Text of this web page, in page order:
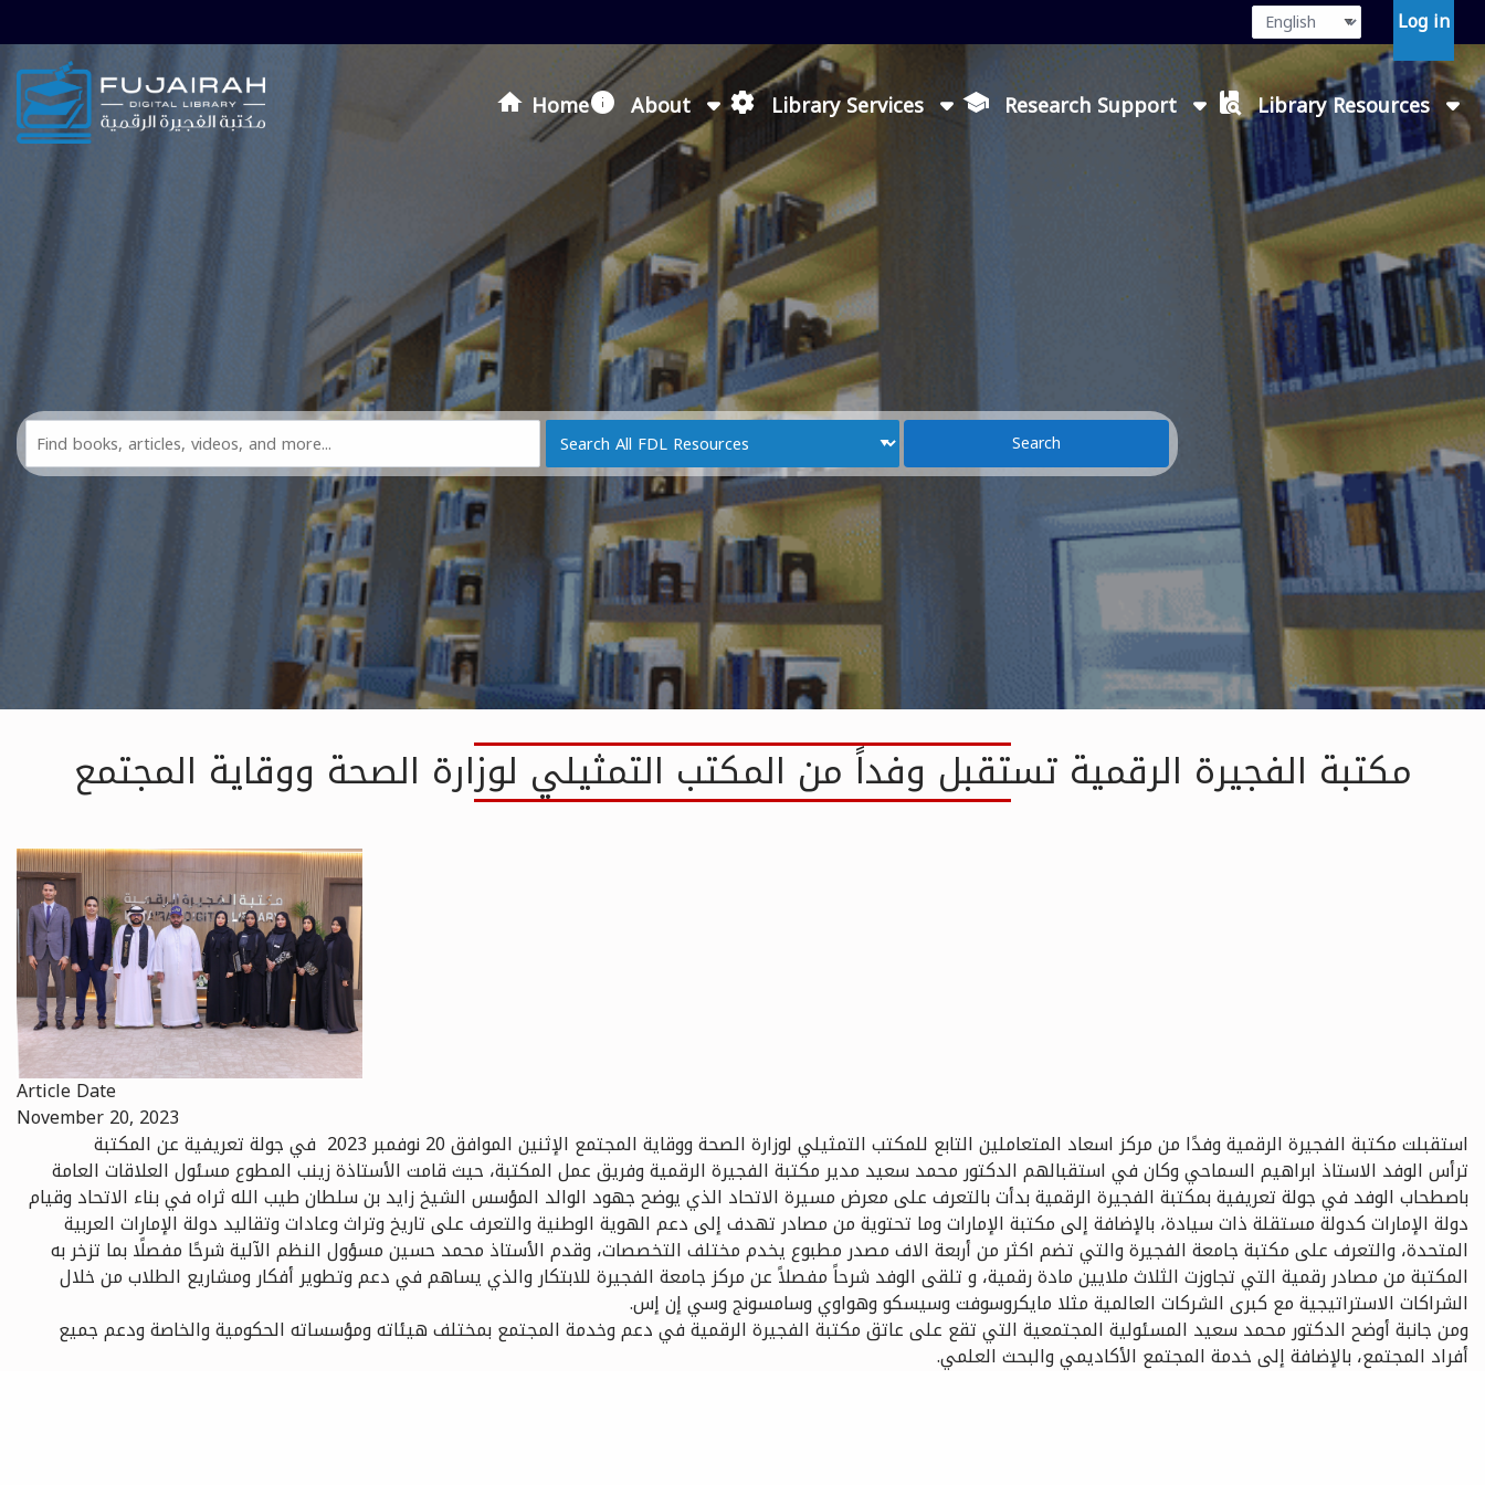
Skip to search bar
Skip to main content
Skip to footer
Log in
Language Press enter
Home About Library Services Research Support Library Resources
Search
Type
Search
All
FDL
مكتبة الفجيرة الرقمية تستقبل وفداً من المكتب التمثيلي لوزارة الصحة ووقاية المجتمع
Article Date
November 20, 2023
استقبلت مكتبة الفجيرة الرقمية وفدًا من مركز اسعاد المتعاملين التابع للمكتب التمثيلي لوزارة الصحة ووقاية المجتمع الإثنين الموافق 20 نوفمبر 2023 في جولة تعريفية عن المكتبة
ترأس الوفد الاستاذ ابراهيم السماحي وكان في استقبالهم الدكتور محمد سعيد مدير مكتبة الفجيرة الرقمية وفريق عمل المكتبة، حيث قامت الأستاذة زينب المطوع مسئول العلاقات العامة
باصطحاب الوفد في جولة تعريفية بمكتبة الفجيرة الرقمية بدأت بالتعرف على معرض مسيرة الاتحاد الذي يوضح جهود الوالد المؤسس الشيخ زايد بن سلطان طيب الله ثراه في بناء الاتحاد وقيام
دولة الإمارات كدولة مستقلة ذات سيادة، بالإضافة إلى مكتبة الإمارات وما تحتوية من مصادر تهدف إلى دعم الهوية الوطنية والتعرف على تاريخ وتراث وعادات وتقاليد دولة الإمارات العربية
المتحدة، والتعرف على مكتبة جامعة الفجيرة والتي تضم اكثر من أربعة الاف مصدر مطبوع يخدم مختلف التخصصات، وقدم الأستاذ محمد حسين مسؤول النظم الآلية شرحًا مفصلًا بما تزخر به
المكتبة من مصادر رقمية التي تجاوزت الثلاث ملايين مادة رقمية، و تلقى الوفد شرحاً مفصلاً عن مركز جامعة الفجيرة للابتكار والذي يساهم في دعم وتطوير أفكار ومشاريع الطلاب من خلال
الشراكات الاستراتيجية مع كبرى الشركات العالمية مثلا مايكروسوفت وسيسكو وهواوي وسامسونج وسي إن إس.
ومن جانبة أوضح الدكتور محمد سعيد المسئولية المجتمعية التي تقع على عاتق مكتبة الفجيرة الرقمية في دعم وخدمة المجتمع بمختلف هيئاته ومؤسساته الحكومية والخاصة ودعم جميع
أفراد المجتمع، بالإضافة إلى خدمة المجتمع الأكاديمي والبحث العلمي.